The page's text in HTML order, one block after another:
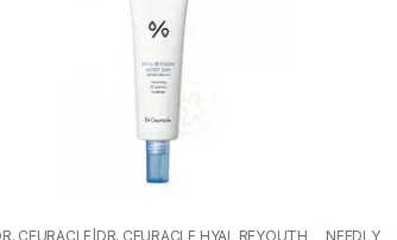
CEURACLE DR. CEURACLE HYAL REYOUTH NEEDLY